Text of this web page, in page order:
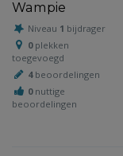
Wampie
Niveau 1 bijdrager
0plekken
toegevoegd
4beoordelingen
0nuttige
beoordelingen